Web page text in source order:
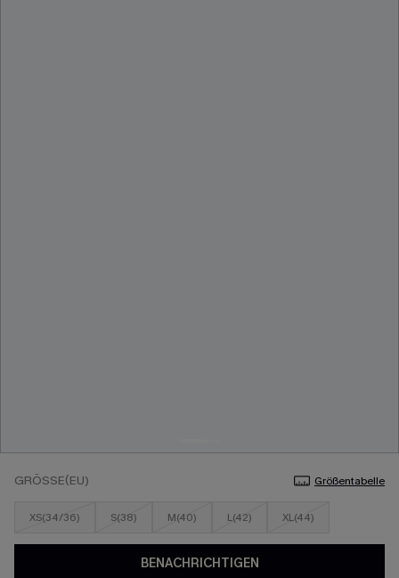
GRÖSSE(EU) Größentabelle
XS(34/36) S(38) M(40) L(42) XL(44)
BENACHRICHTIGEN